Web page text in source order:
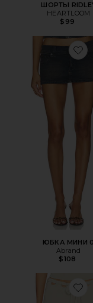
ШОРТЫ
HEARTLOOM
$99
ЮБКА МИНИ 0
Abrand
$108